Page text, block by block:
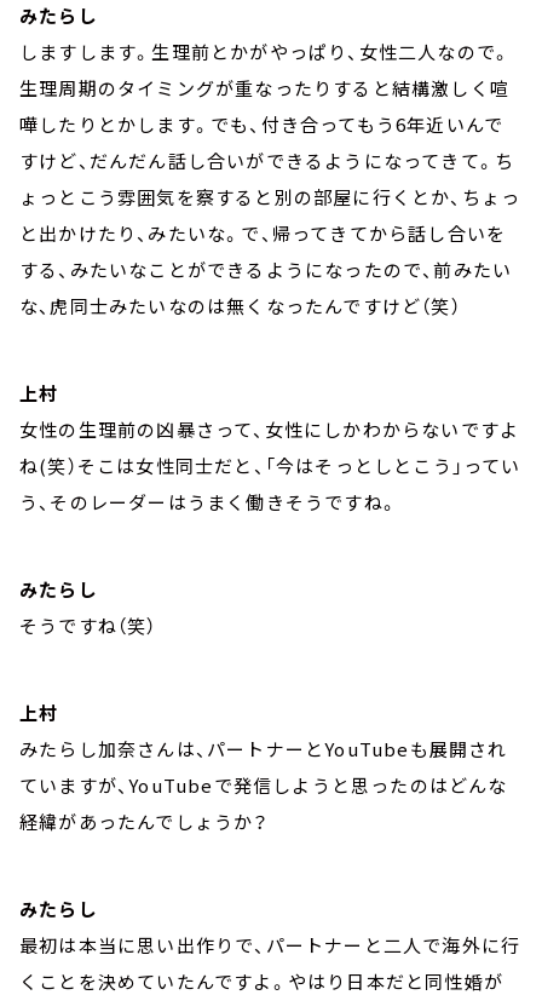
みたらし
しますします。生理前とかがやっぱり、女性二人なので。
生理周期のタイミングが重なったりすると結構激しく喧
嘩したりとかします。でも、付き合ってもう6年近いんで
すけど、だんだん話し合いができるようになってきて。ち
ょっとこう雰囲気を察すると別の部屋に行くとか、ちょっ
と出かけたり、みたいな。で、帰ってきてから話し合いを
する、みたいなことができるようになったので、前みたい
な、虎同士みたいなのは無くなったんですけど（笑）
上村
女性の生理前の凶暴さって、女性にしかわからないですよ
ね(笑）そこは女性同士だと、「今はそっとしとこう」ってい
う、そのレーダーはうまく働きそうですね。
みたらし
そうですね（笑）
上村
みたらし加奈さんは、パートナーとYouTubeも展開され
ていますが、YouTubeで発信しようと思ったのはどんな
経緯があったんでしょうか？
みたらし
最初は本当に思い出作りで、パートナーと二人で海外に行
くことを決めていたんですよ。やはり日本だと同性婚が